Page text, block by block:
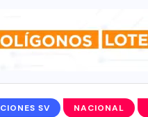
SV NACIONAL